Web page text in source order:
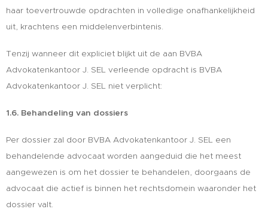
haar toevertrouwde opdrachten in volledige onafhankelijkheid
uit, krachtens een middelenverbintenis.
Tenzij wanneer dit expliciet blijkt uit de aan BVBA
Advokatenkantoor J. SEL verleende opdracht is BVBA
Advokatenkantoor J. SEL niet verplicht:
1.6. Behandeling van dossiers
Per dossier zal door BVBA Advokatenkantoor J. SEL een
behandelende advocaat worden aangeduid die het meest
aangewezen is om het dossier te behandelen, doorgaans de
advocaat die actief is binnen het rechtsdomein waaronder het
dossier valt.